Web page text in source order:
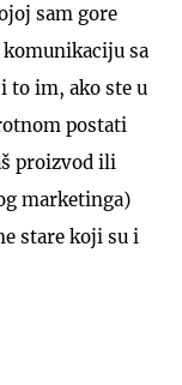
sam gore
sa
to im, ako ste u
postati
proizvod ili
marketinga)
stare koji su i